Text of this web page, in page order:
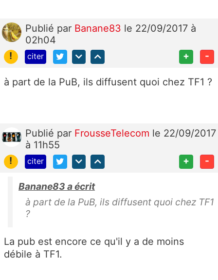
Publié par Banane83 le 22/09/2017 à
02h04
!
citer + -
à part de la PuB, ils diffusent quoi chez TF1 ?
Publié par FrousseTelecom le 22/09/2017
à 11h55
!
citer + -
Banane83 a écrit
à part de la PuB, ils diffusent quoi chez TF1
?
La pub est encore ce qu'il y a de moins
débile à TF1.